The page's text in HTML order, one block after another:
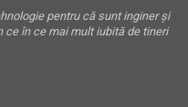
pentru că sunt inginer și
în ce mai mult iubită de tineri